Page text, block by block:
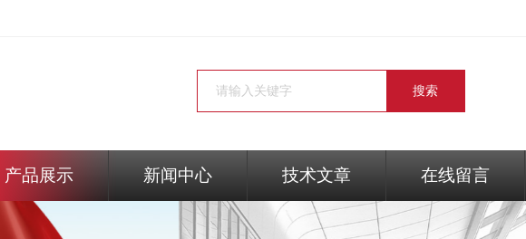
产品展示 新闻中心 技术文章 在线留言